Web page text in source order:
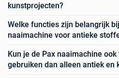
kunstprojecten?
Welke functies zijn belangrijk
naaimachine voor antieke
Kun je de Pax naaimachine
gebruiken dan alleen antiek en